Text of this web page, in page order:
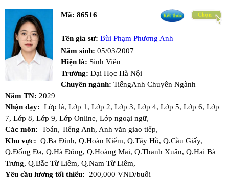
Mã: 86516
Tên gia sư: Bùi Phạm Phương Anh
Năm sinh: 05/03/2007
Hiện là: Sinh Viên
Trường: Đại Học Hà Nội
Chuyên ngành: TiếngAnh Chuyên Ngành
Năm TN: 2029
Nhận dạy: Lớp lá, Lớp 1, Lớp 2, Lớp 3, Lớp 4, Lớp 5, Lớp 6, Lớp
7, Lớp 8, Lớp 9, Lớp Online, Lớp ngoại ngữ,
Các môn: Toán, Tiếng Anh, Anh văn giao tiếp,
Khu vực: Q.Ba Đình, Q.Hoàn Kiếm, Q.Tây Hồ, Q.Cầu Giấy,
Q.Đống Đa, Q.Hà Đông, Q.Hoàng Mai, Q.Thanh Xuân, Q.Hai Bà
Trưng, Q.Bắc Từ Liêm, Q.Nam Từ Liêm,
Yêu cầu lương tối thiểu:
200,000 VNĐ/buổi